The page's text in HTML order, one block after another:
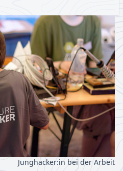
Junghacker:in bei der Arbeit